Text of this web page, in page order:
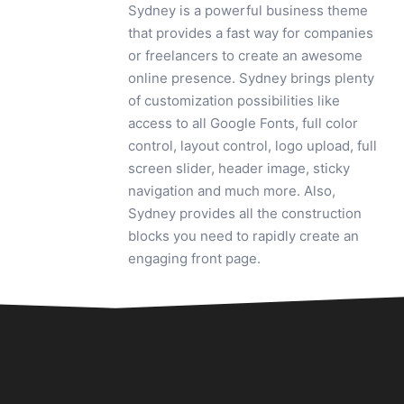
Sydney is a powerful business theme
that provides a fast way for companies
or freelancers to create an awesome
online presence. Sydney brings plenty
of customization possibilities like
access to all Google Fonts, full color
control, layout control, logo upload, full
screen slider, header image, sticky
navigation and much more. Also,
Sydney provides all the construction
blocks you need to rapidly create an
engaging front page.